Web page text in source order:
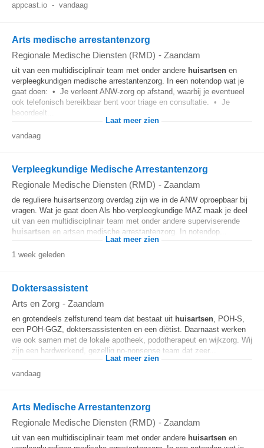
appcast.io - vandaag
Arts medische arrestantenzorg
Regionale Medische Diensten (RMD) - Zaandam
uit van een multidisciplinair team met onder andere huisartsen en
verpleegkundigen medische arrestantenzorg. In een notendop wat je
gaat doen: • Je verleent ANW-zorg op afstand, waarbij je eventueel
ook telefonisch bereikbaar bent voor triage en consultatie. • Je
beoordeelt...
Laat meer zien
vandaag
Verpleegkundige Medische Arrestantenzorg
Regionale Medische Diensten (RMD) - Zaandam
de reguliere huisartsenzorg overdag zijn we in de ANW oproepbaar bij
vragen. Wat je gaat doen Als hbo-verpleegkundige MAZ maak je deel
uit van een multidisciplinair team met onder andere superviserende
huisartsen en artsen medische arrestantenzorg. In notendop...
Laat meer zien
1 week geleden
Doktersassistent
Arts en Zorg - Zaandam
en grotendeels zelfsturend team dat bestaat uit huisartsen, POH-S,
een POH-GGZ, doktersassistenten en een diëtist. Daarnaast werken
we ook samen met de lokale apotheek, podotherapeut en wijkzorg. Wij
zijn een hardwerkend, gezellig no-nonsense team dat zeer...
Laat meer zien
vandaag
Arts Medische Arrestantenzorg
Regionale Medische Diensten (RMD) - Zaandam
uit van een multidisciplinair team met onder andere huisartsen en